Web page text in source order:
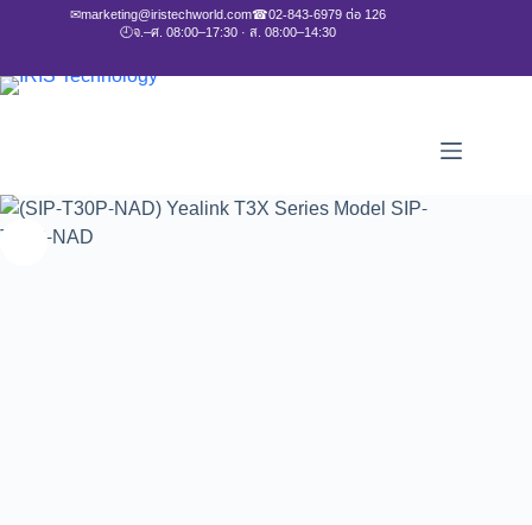
✉marketing@iristechworld.com☎02-843-6979 ต่อ 126
🕘จ.–ศ. 08:00–17:30 · ส. 08:00–14:30